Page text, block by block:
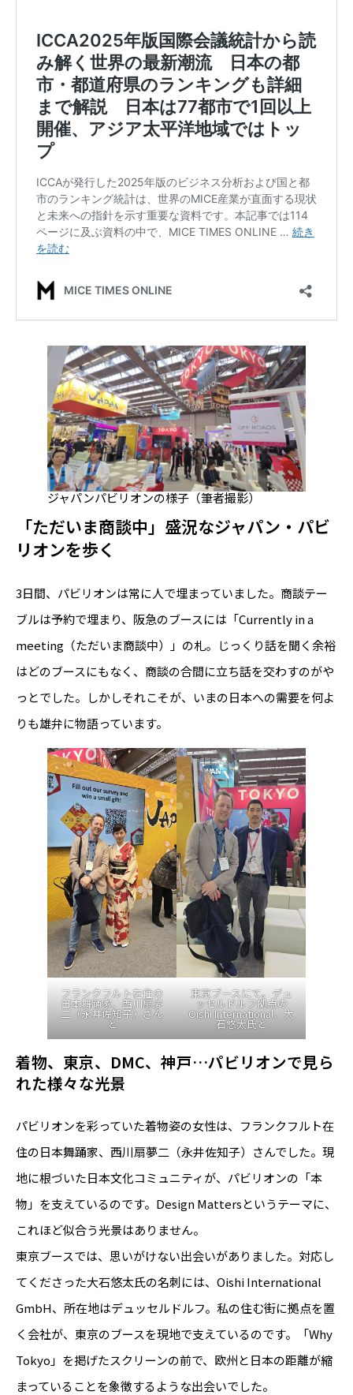
ジャパンパビリオンの様子（筆者撮影）
「ただいま商談中」盛況なジャパン・パビ
リオンを歩く
3日間、パビリオンは常に人で埋まっていました。商談テー
ブルは予約で埋まり、阪急のブースには「Currently in a
meeting（ただいま商談中）」の札。じっくり話を聞く余裕
はどのブースにもなく、商談の合間に立ち話を交わすのがや
っとでした。しかしそれこそが、いまの日本への需要を何よ
りも雄弁に物語っています。
フランクフルト在住の
日本舞踊家、西川扇夢
二（永井佐知子）さん
と
東京ブースにて。デュ
ッセルドルフ拠点の
Oishi International、大
石悠太氏と
着物、東京、DMC、神戸…パビリオンで見ら
れた様々な光景
パビリオンを彩っていた着物姿の女性は、フランクフルト在
住の日本舞踊家、西川扇夢二（永井佐知子）さんでした。現
地に根づいた日本文化コミュニティが、パビリオンの「本
物」を支えているのです。Design Mattersというテーマに、
これほど似合う光景はありません。
東京ブースでは、思いがけない出会いがありました。対応し
てくださった大石悠太氏の名刺には、Oishi International
GmbH、所在地はデュッセルドルフ。私の住む街に拠点を置
く会社が、東京のブースを現地で支えているのです。「Why
Tokyo」を掲げたスクリーンの前で、欧州と日本の距離が縮
まっていることを象徴するような出会いでした。